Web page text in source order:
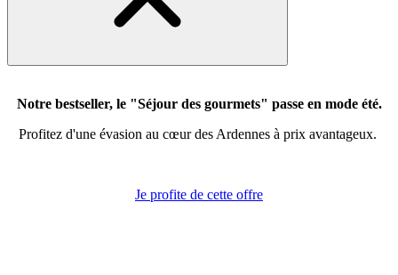
Notre bestseller, le "Séjour des gourmets" passe en mode été.
Profitez d'une évasion au cœur des Ardennes à prix avantageux.
Je profite de cette offre